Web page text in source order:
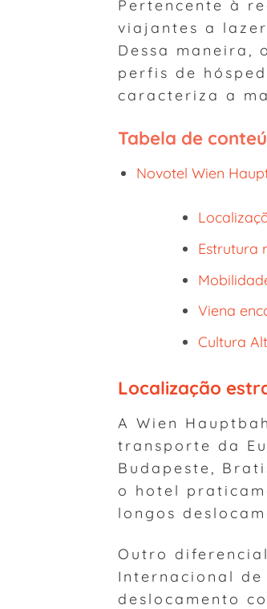
Pertencente à
viajantes a
Dessa maneira,
perfis de
caracteriza a
Tabela de
Novotel Wien
Estrutura
Viena
Cultura
Localização
A Wien
transporte da
Budapeste,
o hotel
longos
Outro
Internacional
deslocamento